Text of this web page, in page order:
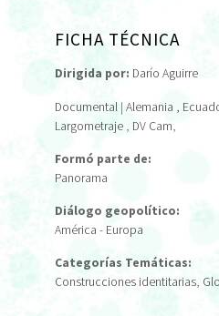
FICHA TÉCNICA
Dirigida por: Darío Aguirre
Documental | Alemania ,
Largometraje , DV Cam,
Formó parte de:
Panorama
Diálogo geopolítico:
América - Europa
Categorías Temáticas:
Construcciones identitarias,